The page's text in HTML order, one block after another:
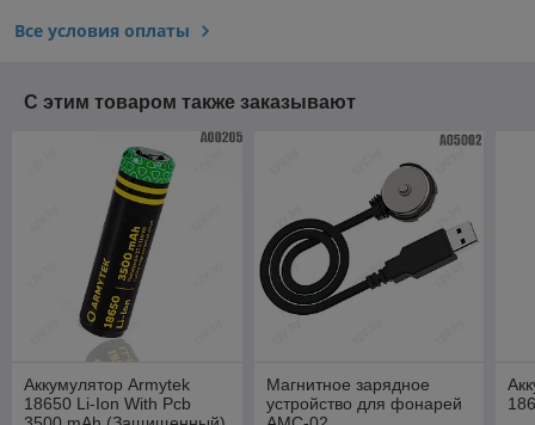
Все условия оплаты
С этим товаром также заказывают
Аккумулятор Armytek
18650 Li-Ion With Pcb
Магнитное зарядное
устройство для фонарей